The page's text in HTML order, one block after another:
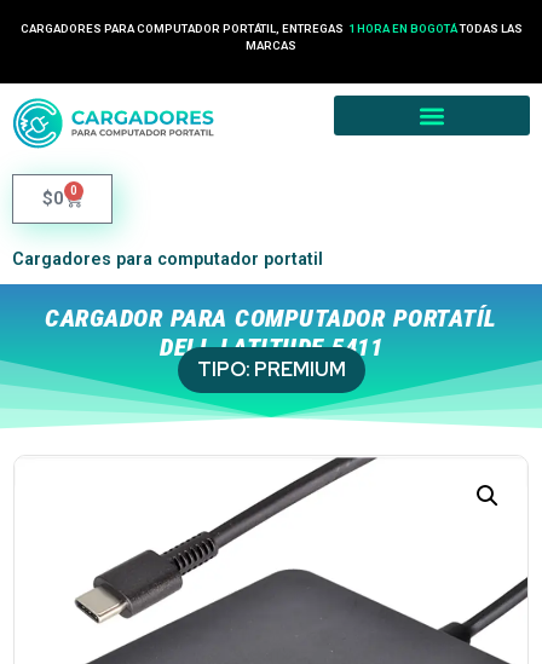
CARGADORES PARA COMPUTADOR PORTÁTIL, ENTREGAS 1 HORA EN BOGOTÁTODAS LAS
MARCAS
$0 0
Cargadores para computador portatil
CARGADOR PARA COMPUTADOR PORTATÍL
DELL LATITUDE 5411
TIPO: PREMIUM